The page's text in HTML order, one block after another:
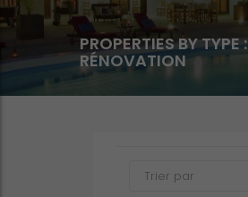
PROPERTIES BY TYPE :
RÉNOVATION